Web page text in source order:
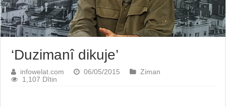
‘Duzimanî dikuje’
infowelat.com 06/05/2015
Ziman
1,107 Dîtin